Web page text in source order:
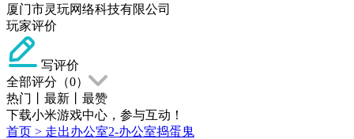
厦门市灵玩网络科技有限公司
玩家评价
写评价
全部评分（0）
热门
最新
最赞
下载小米游戏中心，参与互动！
首页 > 走出办公室2-办公室捣蛋鬼